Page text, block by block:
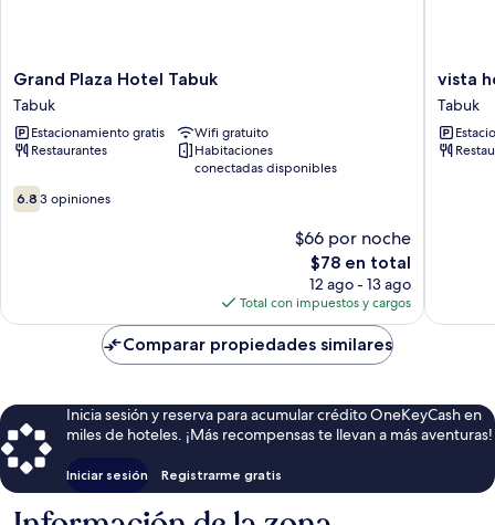
Grand
Plaza
Hotel
Tabuk
Tabuk
Grand Plaza Hotel Tabuk
Tabuk
Estacionamiento gratis
Wifi gratuito
Restaurantes
Habitaciones
conectadas disponibles
6.8
de
6.8 3 opiniones
$66 por noche
El
precio
actual
es
de
$78
$78 en total
12 ago - 13 ago
Total con impuestos y cargos
vista
hotel
Tabuk
vista
Tabuk
Comparar propiedades similares
Inicia sesión y reserva para acumular crédito OneKeyCash en
miles de hoteles. ¡Más recompensas te llevan a más aventuras!
Iniciar sesión Registrarme gratis